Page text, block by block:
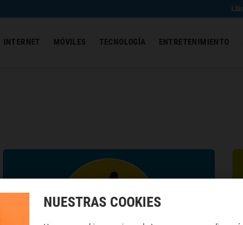
INTERNET MÓVILES TECNOLOGÍA ENTRETENIMIENTO
NUESTRAS COOKIES